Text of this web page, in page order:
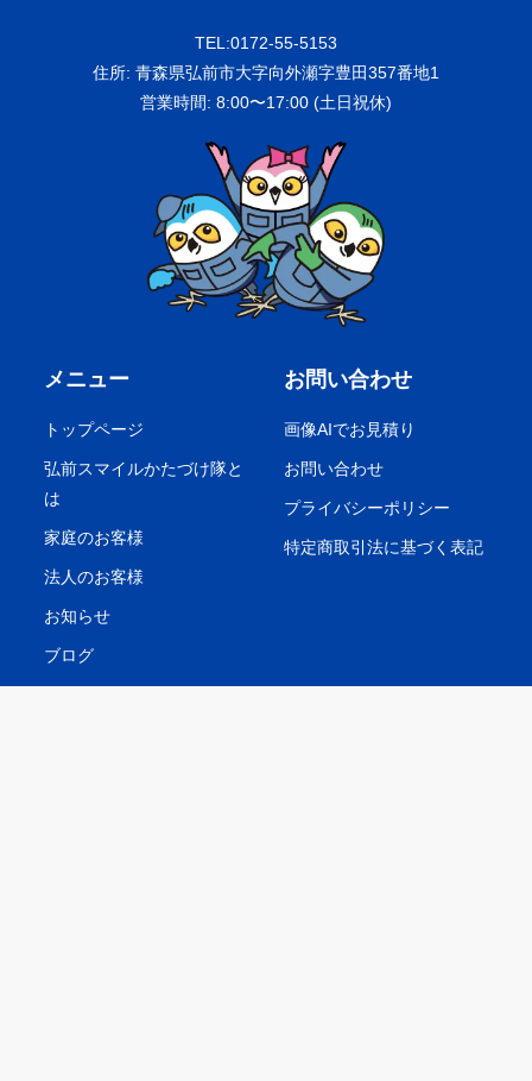
TEL:0172-55-5153
住所: 青森県弘前市大字向外瀬字豊田357番地1
営業時間: 8:00〜17:00 (土日祝休)
メニュー
トップページ
弘前スマイルかたづけ隊と
は
家庭のお客様
法人のお客様
お知らせ
ブログ
お問い合わせ
画像AIでお見積り
お問い合わせ
プライバシーポリシー
特定商取引法に基づく表記